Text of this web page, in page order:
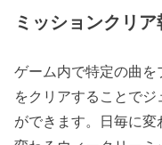
ミッションクリア
ゲーム内で特定の曲
をクリアすることで
ができます。日毎に